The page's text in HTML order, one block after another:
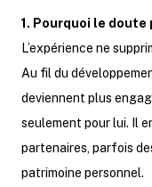
1. Pourquoi le
L’expérience ne
Au fil du
deviennent plus
seulement pour lui. Il
partenaires, parfois
patrimoine personnel.